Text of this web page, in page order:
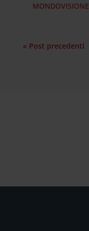
MONDOVISIONE
« Post precedenti